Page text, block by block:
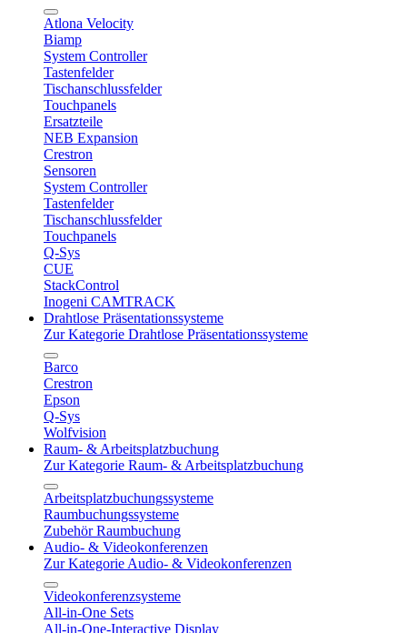
Atlona Velocity
Biamp
System Controller
Tastenfelder
Tischanschlussfelder
Touchpanels
Ersatzteile
NEB Expansion
Crestron
Sensoren
System Controller
Tastenfelder
Tischanschlussfelder
Touchpanels
Q-Sys
CUE
StackControl
Inogeni CAMTRACK
Drahtlose Präsentationssysteme
Zur Kategorie Drahtlose Präsentationssysteme
Barco
Crestron
Epson
Q-Sys
Wolfvision
Raum- & Arbeitsplatzbuchung
Zur Kategorie Raum- & Arbeitsplatzbuchung
Arbeitsplatzbuchungssysteme
Raumbuchungssysteme
Zubehör Raumbuchung
Audio- & Videokonferenzen
Zur Kategorie Audio- & Videokonferenzen
Videokonferenzsysteme
All-in-One Sets
All-in-One-Interactive Display